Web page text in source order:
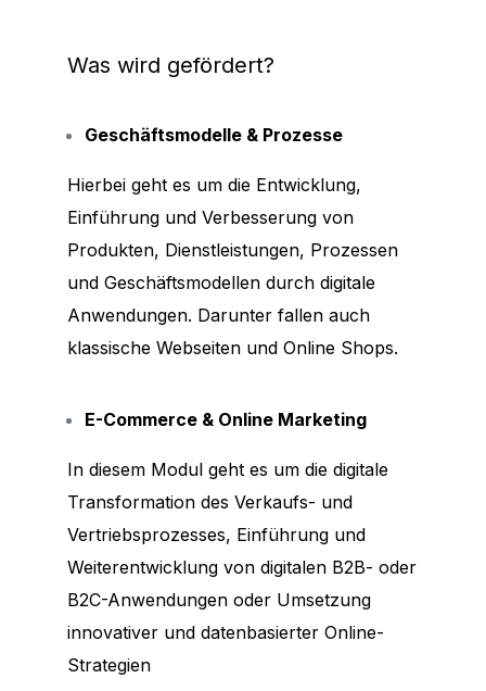
Was wird gefördert?​
Geschäftsmodelle & Prozesse
Hierbei geht es um die Entwicklung,
Einführung und Verbesserung von
Produkten, Dienstleistungen, Prozessen
und Geschäftsmodellen durch digitale
Anwendungen. Darunter fallen auch
klassische Webseiten und Online Shops.
E-Commerce & Online Marketing
In diesem Modul geht es um die digitale
Transformation des Verkaufs- und
Vertriebsprozesses, Einführung und
Weiterentwicklung von digitalen B2B- oder
B2C-Anwendungen oder Umsetzung
innovativer und datenbasierter Online-
Strategien